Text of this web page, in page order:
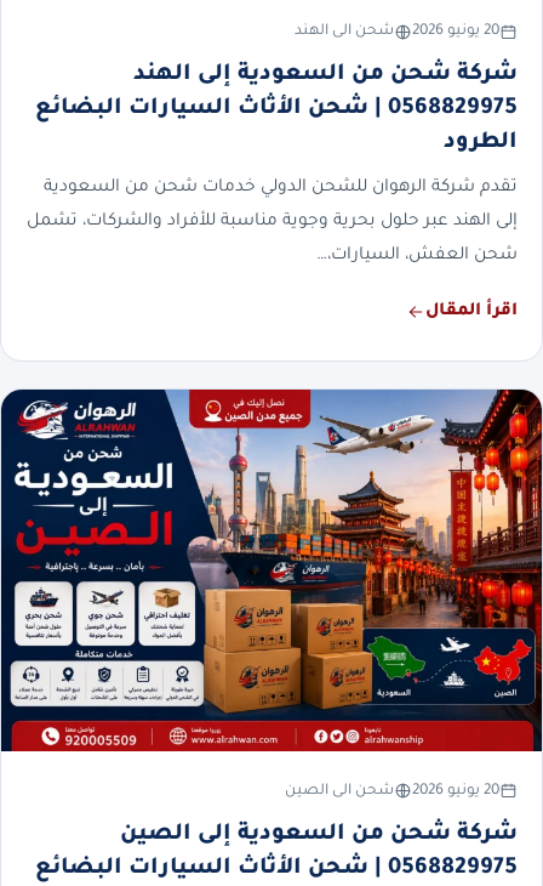
20 يونيو 2026 شحن الى الهند
شركة شحن من السعودية إلى الهند
0568829975 | شحن الأثاث السيارات البضائع
الطرود
تقدم شركة الرهوان للشحن الدولي خدمات شحن من السعودية
إلى الهند عبر حلول بحرية وجوية مناسبة للأفراد والشركات، تشمل
شحن العفش، السيارات،…
اقرأ المقال
20 يونيو 2026 شحن الى الصين
شركة شحن من السعودية إلى الصين
0568829975 | شحن الأثاث السيارات البضائع